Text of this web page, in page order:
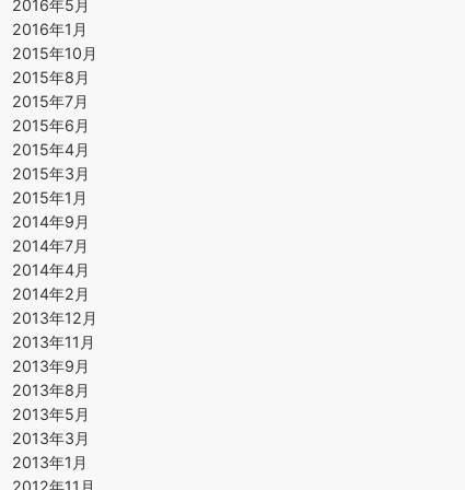
2016年5月
2016年1月
2015年10月
2015年8月
2015年7月
2015年6月
2015年4月
2015年3月
2015年1月
2014年9月
2014年7月
2014年4月
2014年2月
2013年12月
2013年11月
2013年9月
2013年8月
2013年5月
2013年3月
2013年1月
2012年11月